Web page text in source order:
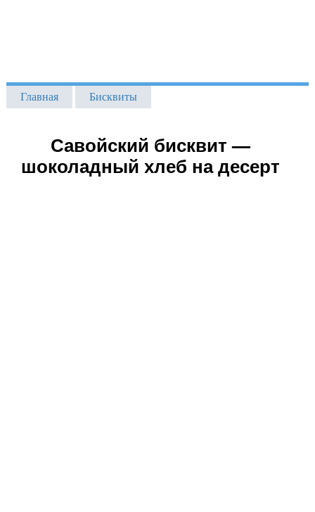
Главная Бисквиты
Савойский бисквит —
шоколадный хлеб на десерт